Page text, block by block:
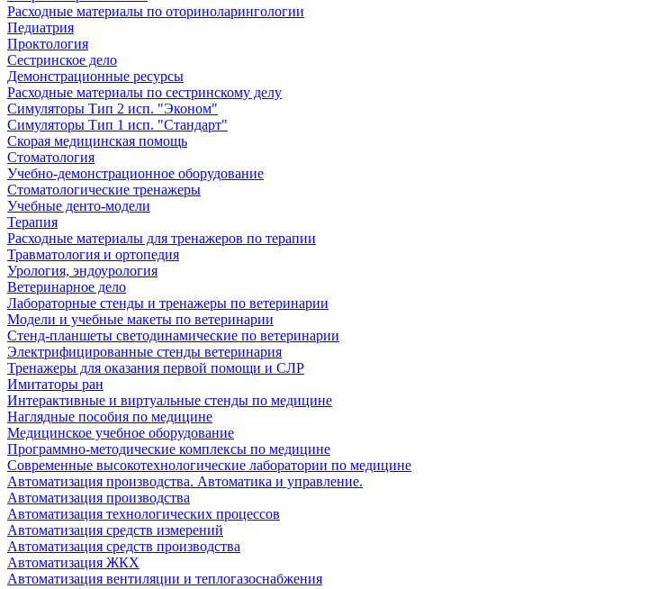
Расходные материалы по оториноларингологии
Педиатрия
Проктология
Сестринское дело
Демонстрационные ресурсы
Расходные материалы по сестринскому делу
Симуляторы Тип 2 исп. "Эконом"
Симуляторы Тип 1 исп. "Стандарт"
Скорая медицинская помощь
Стоматология
Учебно-демонстрационное оборудование
Стоматологические тренажеры
Учебные денто-модели
Терапия
Расходные материалы для тренажеров по терапии
Травматология и ортопедия
Урология, эндоурология
Ветеринарное дело
Лабораторные стенды и тренажеры по ветеринарии
Модели и учебные макеты по ветеринарии
Стенд-планшеты светодинамические по ветеринарии
Электрифицированные стенды ветеринария
Тренажеры для оказания первой помощи и СЛР
Имитаторы ран
Интерактивные и виртуальные стенды по медицине
Наглядные пособия по медицине
Медицинское учебное оборудование
Программно-методические комплексы по медицине
Современные высокотехнологические лаборатории по медицине
Автоматизация производства. Автоматика и управление.
Автоматизация производства
Автоматизация технологических процессов
Автоматизация средств измерений
Автоматизация средств производства
Автоматизация ЖКХ
Автоматизация вентиляции и теплогазоснабжения